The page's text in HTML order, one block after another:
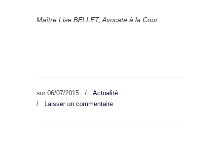
Maître Lise BELLET, Avocate à la Cour.
sur 06/07/2015 /
Actualité
/
Laisser un commentaire